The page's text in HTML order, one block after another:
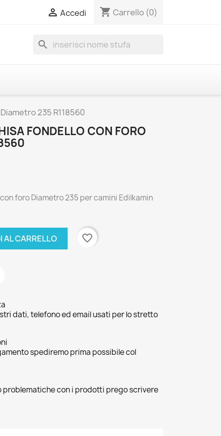
 Accedi shopping_cart Carrello (0)
search
235 R118560
FONDELLO CON FORO
foro Diametro 235 per camini Edilkamin
AL CARRELLO favorite_border
dati, telefono ed email usati per lo stretto
spediremo prima possibile col
problematiche con i prodotti prego scrivere